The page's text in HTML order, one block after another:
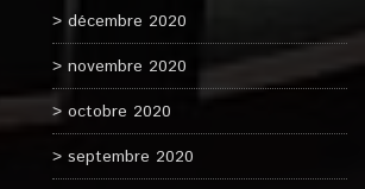
décembre 2020
novembre 2020
octobre 2020
septembre 2020